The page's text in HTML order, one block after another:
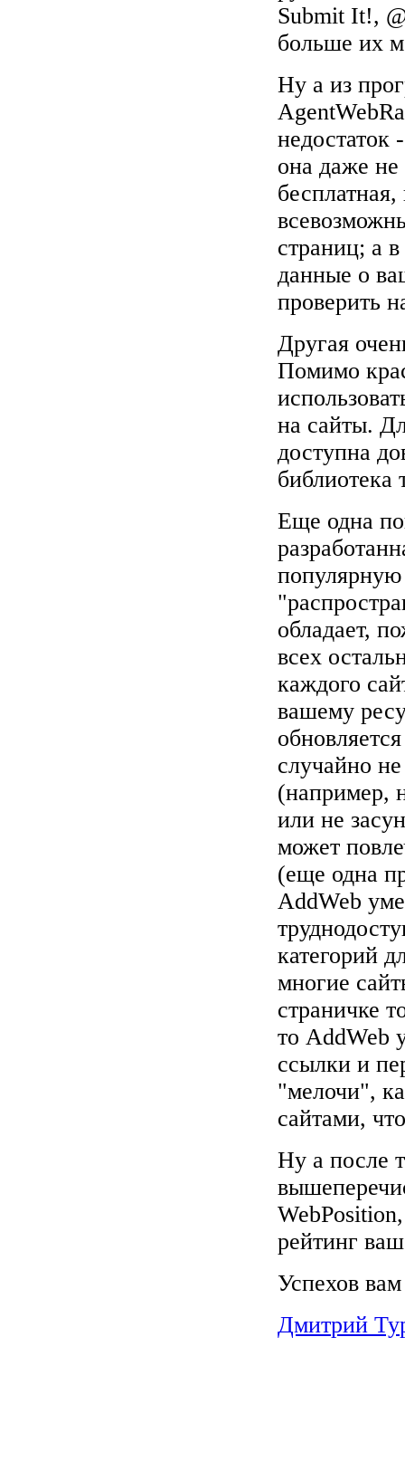
Submit It!,
больше их
Ну а из
недостаток
она даже не
страниц; а в
данные о
проверить
Другая
Помимо
на сайты.
доступна
библиотека
Еще одна
популярную
обладает,
всех
каждого
вашему
случайно
(например,
или не
может
(еще одна
AddWeb
категорий
многие
страничке
то AddWeb
ссылки и
"мелочи",
сайтами,
Ну а после
WebPosition
рейтинг
Успехов
Дмитрий